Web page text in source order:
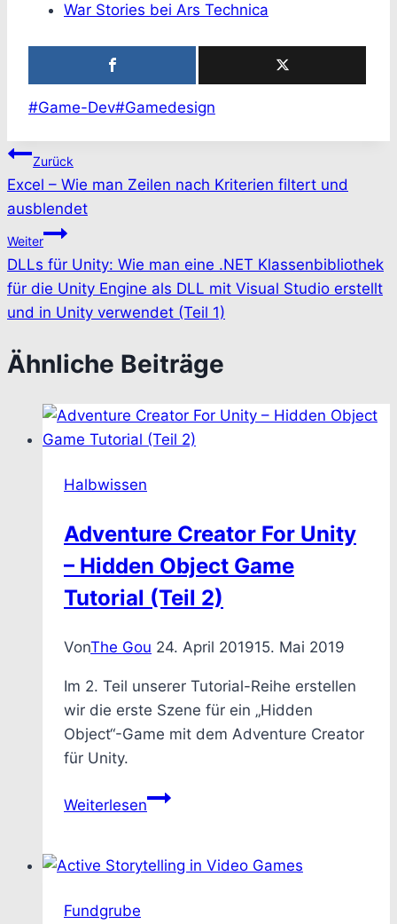
War Stories bei Ars Technica
Schlagworte:
#Game-Dev#Gamedesign
Beitragsnavigation
Zurück
Excel – Wie man Zeilen nach Kriterien filtert und
ausblendet
Weiter
DLLs für Unity: Wie man eine .NET Klassenbibliothek
für die Unity Engine als DLL mit Visual Studio erstellt
und in Unity verwendet (Teil 1)
Ähnliche Beiträge
Halbwissen
Adventure Creator For Unity
– Hidden Object Game
Tutorial (Teil 2)
VonThe Gou 24. April 201915. Mai 2019
Im 2. Teil unserer Tutorial-Reihe erstellen
wir die erste Szene für ein „Hidden
Object“-Game mit dem Adventure Creator
für Unity.
WeiterlesenAdventure
Unity
Fundgrube